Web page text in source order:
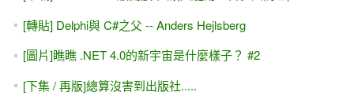
VS2022 + ASP.NET專題實務
ASP.NET -IIS 與 檔案上傳的安全設定